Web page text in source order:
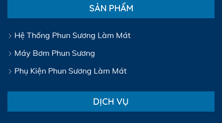
SẢN PHẨM
Hệ Thống Phun Sương Làm Mát
Máy Bơm Phun Sương
Phụ Kiện Phun Sương Làm Mát
DỊCH VỤ